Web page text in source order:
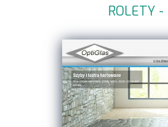
ROLETY -